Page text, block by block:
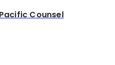
Counsel